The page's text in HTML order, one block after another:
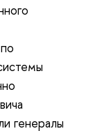
генералы